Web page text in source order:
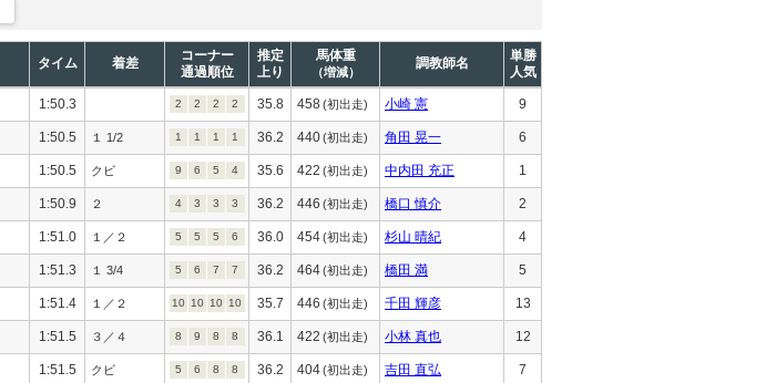
タイム 着差
コーナー
通過順位
推定
上り
馬体重
（増減）
調教師名
単勝
人気
1:50.3 2 2 2 2 35.8 458(初出走) 小崎 憲 9
1:50.5 １ 1/2 1 1 1 1 36.2 440(初出走) 角田 晃一 6
1:50.5 クビ 9 6 5 4 35.6 422 (初出走) 中内田 充正 1
1:50.9 ２ 4 3 3 3 36.2 446 (初出走) 橋口 慎介 2
1:51.0 １／２ 5 5 5 6 36.0 454(初出走) 杉山 晴紀 4
1:51.3 １ 3/4 5 6 7 7 36.2 464(初出走) 橋田 満 5
1:51.4 １／２ 10 10 10 10 35.7 446 (初出走) 千田 輝彦 13
1:51.5 ３／４ 8 9 8 8 36.1 422 (初出走) 小林 真也 12
1:51.5 クビ 5 6 8 8 36.2 404(初出走) 吉田 直弘 7